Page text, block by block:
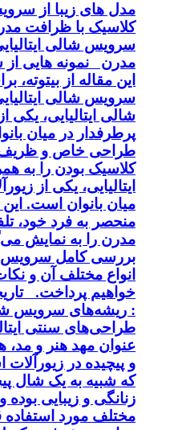
مدل های زیبا از
کلاسیک با ظرافت
سرویس شالی
مدرن نمونه هایی از
این مقاله از بیتوته،
سرویس شالی
شالی ایتالیایی، یکی
پرطرفدار در میان
طراحی خاص و ظریف
کلاسیک بودن را به
ایتالیایی، یکی از
میان بانوان است.
منحصر به فرد خود،
مدرن را به نمایش
بررسی کامل سرویس
انواع مختلف آن و
خواهیم پرداخت.
: ریشه‌های سرویس
طراحی‌های سنتی
عنوان مهد هنر و
و پیچیده در
که شبیه به یک شال
زنانگی و زیبایی بوده
مختلف مورد